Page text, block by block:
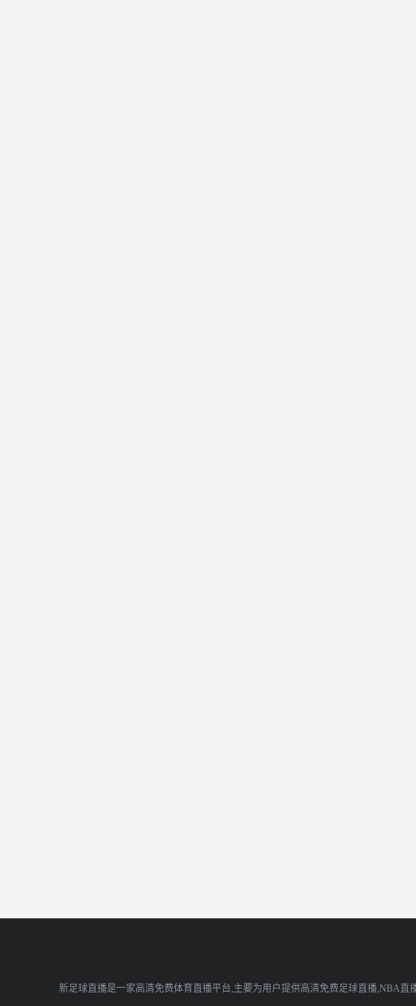
新足球直播是一家高清免费体育直播平台,主要为用户提供高清免费足球直播,NBA